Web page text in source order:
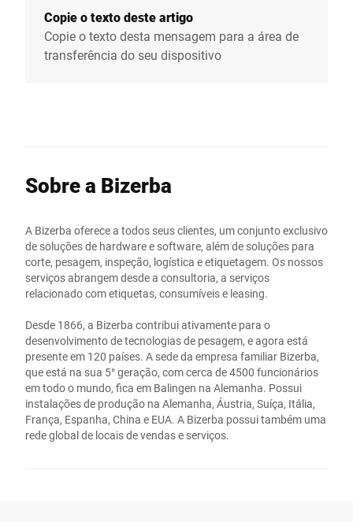
Copie o texto deste artigo
Copie o texto desta mensagem para a área de
transferência do seu dispositivo
Sobre a Bizerba
A Bizerba oferece a todos seus clientes, um conjunto exclusivo
de soluções de hardware e software, além de soluções para
corte, pesagem, inspeção, logística e etiquetagem. Os nossos
serviços abrangem desde a consultoria, a serviços
relacionado com etiquetas, consumíveis e leasing.
Desde 1866, a Bizerba contribui ativamente para o
desenvolvimento de tecnologias de pesagem, e agora está
presente em 120 países. A sede da empresa familiar Bizerba,
que está na sua 5° geração, com cerca de 4500 funcionários
em todo o mundo, fica em Balingen na Alemanha. Possui
instalações de produção na Alemanha, Áustria, Suíça, Itália,
França, Espanha, China e EUA. A Bizerba possui também uma
rede global de locais de vendas e serviços.